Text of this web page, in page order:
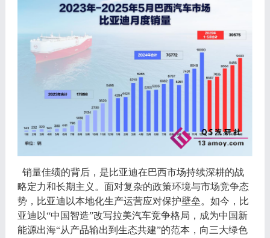
销量佳绩的背后，是比亚迪在巴西市场持续深耕的战
略定力和长期主义。面对复杂的政策环境与市场竞争态
势，比亚迪以本地化生产运营应对保护壁垒。如今，比
亚迪以“中国智造”改写拉美汽车竞争格局，成为中国新
能源出海“从产品输出到生态共建”的范本 ， 向三大绿色